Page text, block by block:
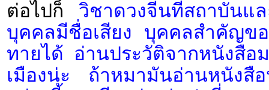
ต่อไปก็ วิชาดวงจีนที่สถาบันแ
บุคคลมีชื่อเสียง บุคคลสำคัญข
ทายได้ อ่านประวัติจากหนังสื
เมืองน่ะ ถ้าหมามันอ่านหนังสื